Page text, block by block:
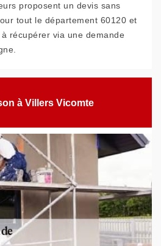
proposent un devis sans
tout le département 60120 et
récupérer via une demande
à Villers Vicomte